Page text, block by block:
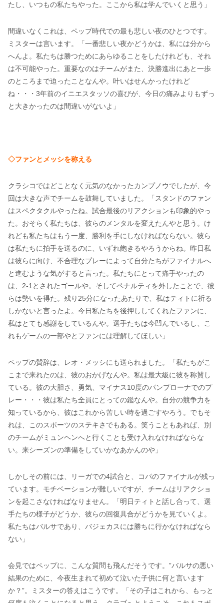
たし、いつもの私たちやった。ここから私は学んでいくと思う」
間違いなくこれは、ペップ時代での最も悲しい夜のひとつです。
ミスターは言います。「一番悲しい夜かどうかは、私には分から
へんよ。私たちは勝つためにあらゆることをしたけれども、それ
は不可能やった。重要なのはチームがまた、決勝進出にあと一歩
のところまで迫ったことなんや。叶いはせんかったけれど
ね・・・3年前のイニエスタッソの喜びが、今日の痛みよりもずっ
と大きかったのは間違いがないよ」
◇ファンとメッシを称える
クラシコではどことなく元気のなかったカンプノウでしたが、今
回は大きな声でチームを鼓舞していました。「スタンドのファン
はスペクタクルやったね。試合最後のリアクションも印象的やっ
た。おそらく私たちは、彼らのメンタルを変えたんやと思う。け
れども私たちはもう一度、勝利を手にしなければならない。彼ら
は私たちに拍手を送るのに、いずれ飽きるやろうからね。昨日私
は彼らに向け、不合理なプレーによって自分たちがファイナルへ
と進むような気がすると言った。私たちにとって痛手やったの
は、2-1とされたゴールや。そしてペナルティを外したことで、彼
らは勢いを得た。残り25分になったあたりで、私はティトに祈る
しかないと言ったよ。今日私たちを後押ししてくれたファンに、
私はとても感謝をしているんや。選手たちは今凹んでいるし、こ
れもゲームの一部やとファンには理解してほしい」
ペップの賛辞は、レオ・メッシにも送られました。「私たちがこ
こまで来れたのは、彼のおかげなんや。私は最大級に彼を称賛し
ている。彼の大胆さ、勇気、マイナス10度のパンプローナでのプ
レー・・・彼は私たち全員にとっての鑑なんや。自分の競争力を
知っているから、彼はこれから苦しい時を過ごすやろう。でもそ
れは、このスポーツのステキさでもある。笑うこともあれば、別
のチームがミュンヘンへと行くことも受け入れなければならな
い。来シーズンの準備をしていかなあかんのや」
しかしその前には、リーガでの4試合と、コパのファイナルが残っ
ています。モチベーションが難しいですが、チームはリアクショ
ンを起こさなければなりません。「明日ティトと話し合って、選
手たちの様子がどうか、彼らの回復具合がどうかを見ていくよ。
私たちはバルサであり、バジェカスには勝ちに行かなければなら
ない」
会見ではペップに、こんな質問も飛んだそうです。”バルサの悪い
結果のために、今夜生まれて初めて泣いた子供に何と言います
か？”。ミスターの答えはこうです。「その子はこれから、もっと